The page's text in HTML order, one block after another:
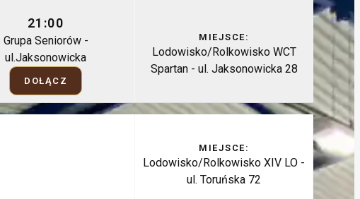
21:00
Grupa Seniorów -
ul.Jaksonowicka
DOŁĄCZ
MIEJSCE:
Lodowisko/Rolkowisko WCT
Spartan - ul. Jaksonowicka 28
MIEJSCE:
Lodowisko/Rolkowisko XIV LO -
ul. Toruńska 72